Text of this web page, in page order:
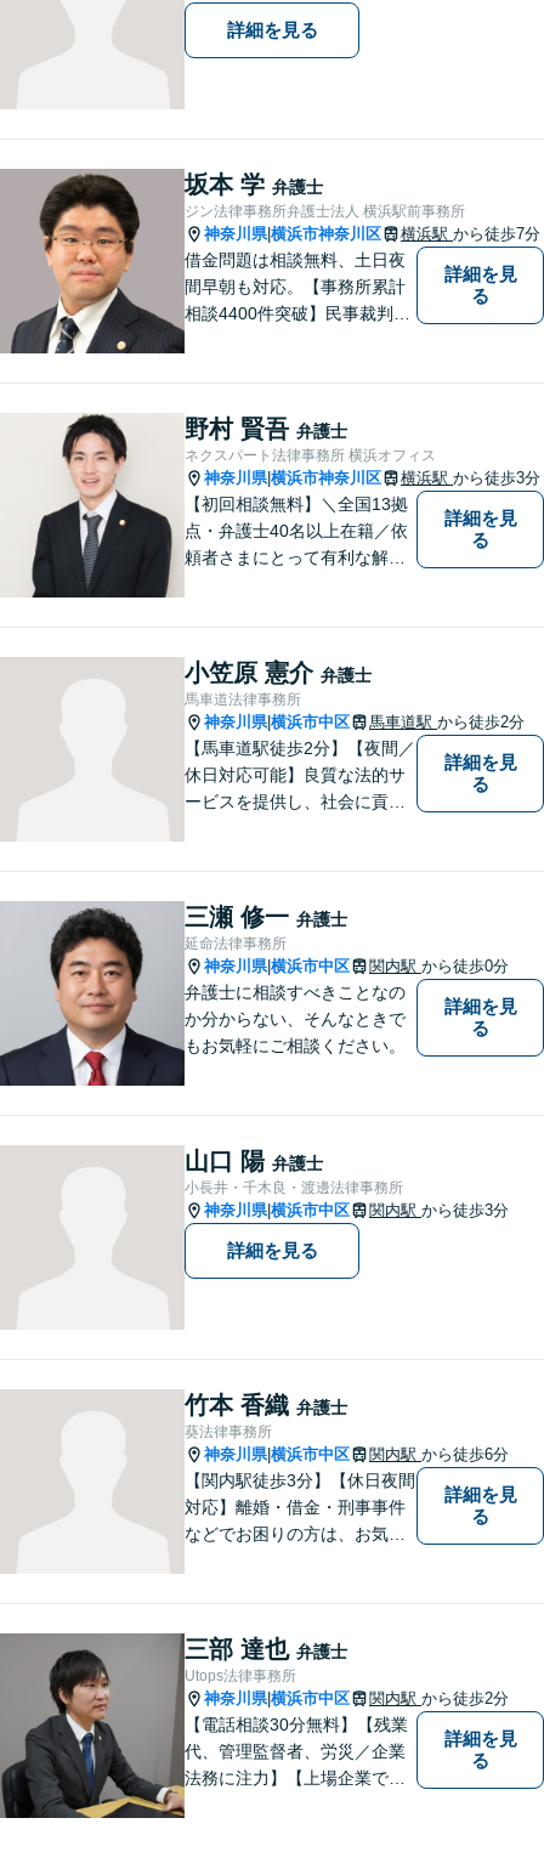
詳細を見る
坂本 学 弁護士
ジン法律事務所弁護士法人 横浜駅前事務所
神奈川県|横浜市神奈川区 横浜駅 から徒歩7分
借金問題は相談無料、土日夜
間早朝も対応。【事務所累計
相談4400件突破】民事裁判／
詳細を見
る
野村 賢吾 弁護士
ネクスパート法律事務所 横浜オフィス
神奈川県|横浜市神奈川区 横浜駅 から徒歩3分
【初回相談無料】＼全国13拠
点・弁護士40名以上在籍／依
頼者さまにとって有利な解決
事件など、ご相談ください
【夜間・休日対応】
詳細を見
る
小笠原 憲介 弁護士
馬車道法律事務所
神奈川県|横浜市中区 馬車道駅 から徒歩2分
【馬車道駅徒歩2分】【夜間／
休日対応可能】良質な法的サ
ービスを提供し、社会に貢献
など、幅広く対応可能。【地
域に根ざした弁護士】どうぞ
ご相談ください。
詳細を見
る
三瀬 修一 弁護士
延命法律事務所
神奈川県|横浜市中区 関内駅 から徒歩0分
弁護士に相談すべきことなの
か分からない、そんなときで
もお気軽にご相談ください。
詳細を見
る
山口 陽 弁護士
小長井・千木良・渡邊法律事務所
神奈川県|横浜市中区 関内駅 から徒歩3分
詳細を見る
竹本 香織 弁護士
葵法律事務所
神奈川県|横浜市中区 関内駅 から徒歩6分
【関内駅徒歩3分】【休日夜間
対応】離婚・借金・刑事事件
などでお困りの方は、お気軽
詳細を見
る
三部 達也 弁護士
Utops法律事務所
神奈川県|横浜市中区 関内駅 から徒歩2分
【電話相談30分無料】【残業
代、管理監督者、労災／企業
法務に注力】【上場企業で社
詳細を見
る